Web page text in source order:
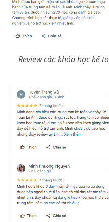
Review các khóa học kế